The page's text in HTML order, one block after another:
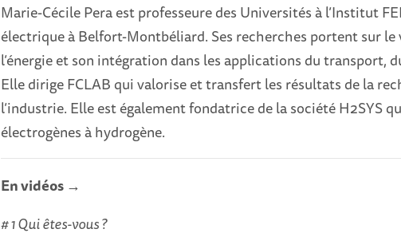
Marie-Cécile Pera est professeure des Universités à l’Institut
électrique à Belfort-Montbéliard. Ses recherches portent sur
l’énergie et son intégration dans les applications du transport,
Elle dirige FCLAB qui valorise et transfert les résultats de la
l’industrie. Elle est également fondatrice de la société H2SYS
électrogènes à hydrogène.
En vidéos →
# 1 Qui êtes-vous ?